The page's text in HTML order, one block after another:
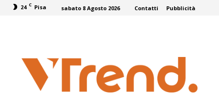
24 C Pisa sabato 8 Agosto 2026 Contatti Pubblicità